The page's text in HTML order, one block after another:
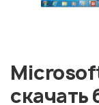
скачать